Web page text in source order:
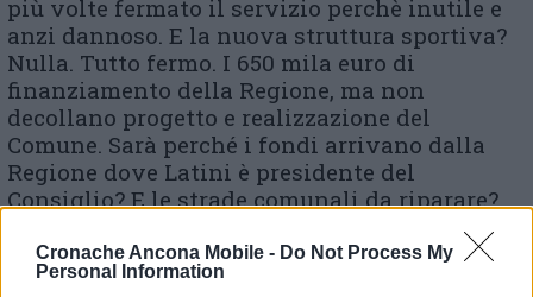
Cronache Ancona Mobile - Do Not Process My
Personal Information
più volte fermato il servizio perchè inutile e
anzi dannoso. E la nuova struttura sportiva?
Nulla. Tutto fermo. I 650 mila euro di
finanziamento della Regione, ma non
decollano progetto e realizzazione del
Comune. Sarà perché i fondi arrivano dalla
Regione dove Latini è presidente del
Consiglio? E le strade comunali da riparare?
Ne vogliamo parlare? Da via Mucciolina alle
altre,un disastro, vere proprie mulattiere. E la
zona residenziale Peep ferma lì da nove anni,